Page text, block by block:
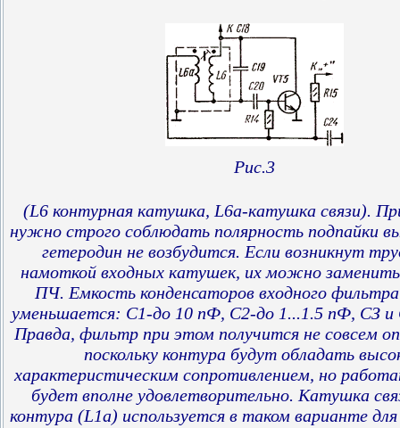
Рис.3
(L6 контурная катушка, L6a-катушка связи).
нужно строго соблюдать полярность подпайки
гетеродин не возбудится. Если возникнут
намоткой входных катушек, их можно
ПЧ. Емкость конденсаторов входного
уменьшается: С1-до 10 пФ, С2-до 1...1.5 пФ, СЗ
Правда, фильтр при этом получится не совсем
поскольку контура будут обладать
характеристическим сопротивлением, но
будет вполне удовлетворительно. Катушка
контура (L1a) используется в таком варианте